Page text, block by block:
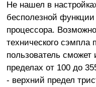
Не нашел в
бесполезной
процессора.
технического
пользователь сможет
пределах от 100 до
- верхний предел